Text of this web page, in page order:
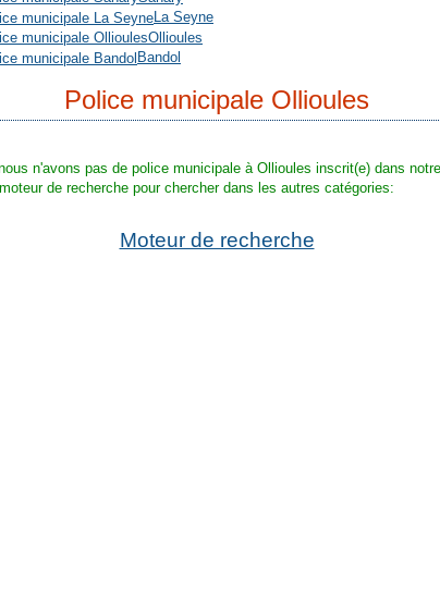
La Seyne
Ollioules
Bandol
Police municipale Ollioules
n'avons pas de police municipale à Ollioules inscrit(e) dans
de recherche pour chercher dans les autres catégories:
Moteur de recherche